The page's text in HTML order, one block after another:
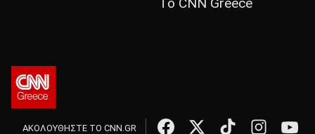
Το CNN Greece
ΑΚΟΛΟΥΘΗΣΤΕ ΤΟ CNN.GR